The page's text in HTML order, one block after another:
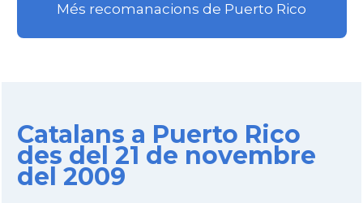
Més recomanacions de Puerto Rico
Catalans a Puerto Rico
des del 21 de novembre
del 2009